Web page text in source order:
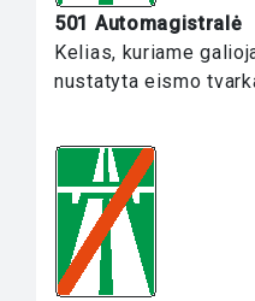
501 Automagistralė
Kelias, kuriame
nustatyta eismo